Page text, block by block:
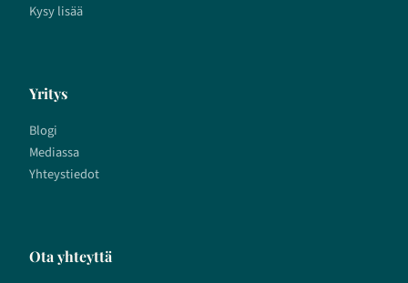
Kysy lisää
Yritys
Blogi
Mediassa
Yhteystiedot
Ota yhteyttä